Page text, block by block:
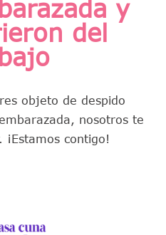
y
del
objeto de despido
nosotros te
¡Estamos contigo!